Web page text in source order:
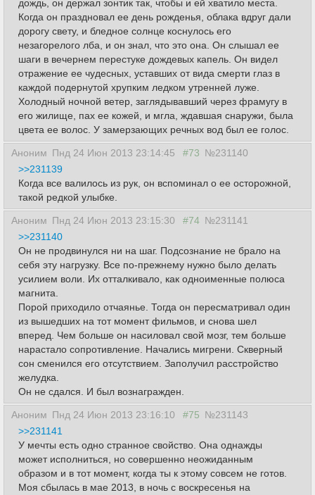
дождь, он держал зонтик так, чтобы и ей хватило места.
Когда он праздновал ее день рожденья, облака вдруг дали
дорогу свету, и бледное солнце коснулось его
незагорелого лба, и он знал, что это она. Он слышал ее
шаги в вечернем перестуке дождевых капель. Он видел
отражение ее чудесных, уставших от вида смерти глаз в
каждой подернутой хрупким ледком утренней луже.
Холодный ночной ветер, заглядывавший через фрамугу в
его жилище, пах ее кожей, и мгла, ждавшая снаружи, была
цвета ее волос. У замерзающих речных вод был ее голос.
Аноним Пнд 24 Июн 2013 23:14:45 #73 №231140
>>231139
Когда все валилось из рук, он вспоминал о ее осторожной,
такой редкой улыбке.
Аноним Пнд 24 Июн 2013 23:15:30 #74 №231141
>>231140
Он не продвинулся ни на шаг. Подсознание не брало на
себя эту нагрузку. Все по-прежнему нужно было делать
усилием воли. Их отталкивало, как одноименные полюса
магнита.
Порой приходило отчаянье. Тогда он пересматривал один
из вышедших на тот момент фильмов, и снова шел
вперед. Чем больше он насиловал свой мозг, тем больше
нарастало сопротивление. Начались мигрени. Скверный
сон сменился его отсутствием. Заполучил расстройство
желудка.
Он не сдался. И был вознагражден.
Аноним Пнд 24 Июн 2013 23:16:10 #75 №231143
>>231141
У мечты есть одно странное свойство. Она однажды
может исполниться, но совершенно неожиданным
образом и в тот момент, когда ты к этому совсем не готов.
Моя сбылась в мае 2013, в ночь с воскресенья на